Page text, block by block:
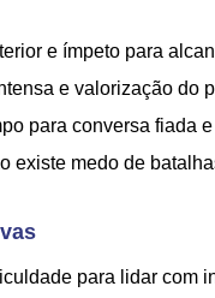
e ímpeto para
e valorização do
para conversa fiada
existe medo de
para lidar com